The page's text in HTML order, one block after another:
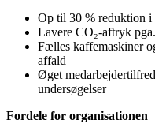
Op til 30 % reduktion i
Lavere CO₂-aftryk
Fælles kaffemaskiner
affald
Øget
undersøgelser
Fordele for organisationen